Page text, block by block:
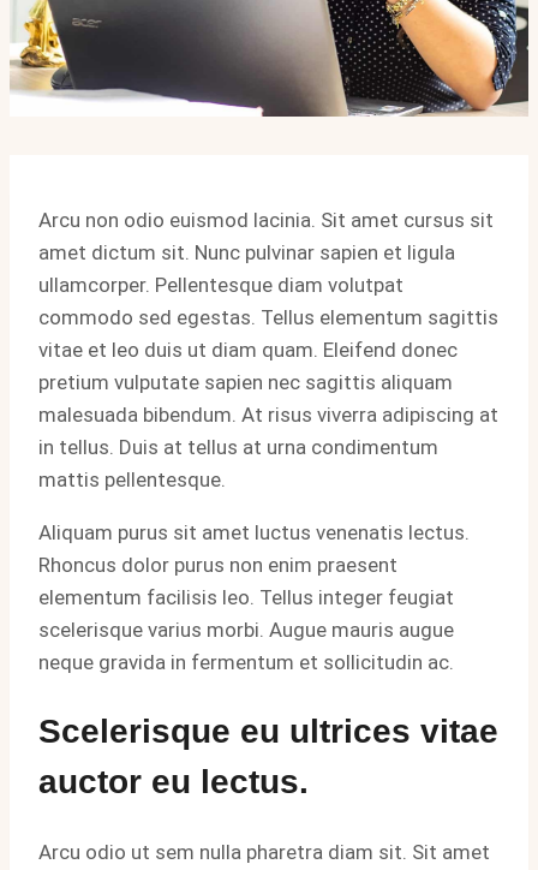
Arcu non odio euismod lacinia. Sit amet cursus sit
amet dictum sit. Nunc pulvinar sapien et ligula
ullamcorper. Pellentesque diam volutpat
commodo sed egestas. Tellus elementum sagittis
vitae et leo duis ut diam quam. Eleifend donec
pretium vulputate sapien nec sagittis aliquam
malesuada bibendum. At risus viverra adipiscing at
in tellus. Duis at tellus at urna condimentum
mattis pellentesque.
Aliquam purus sit amet luctus venenatis lectus.
Rhoncus dolor purus non enim praesent
elementum facilisis leo. Tellus integer feugiat
scelerisque varius morbi. Augue mauris augue
neque gravida in fermentum et sollicitudin ac.
Scelerisque eu ultrices vitae
auctor eu lectus.
Arcu odio ut sem nulla pharetra diam sit. Sit amet